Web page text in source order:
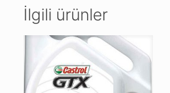
İlgili ürünler